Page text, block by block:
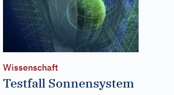
Wissenschaft
Testfall Sonnensystem